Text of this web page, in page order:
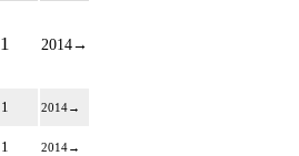
1 2014→
1 2014→
1 2014→